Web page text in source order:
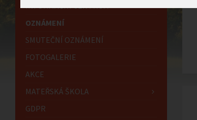
INFORMAČNÍ CENTRUM
OZNÁMENÍ
SMUTEČNÍ OZNÁMENÍ
FOTOGALERIE
AKCE
MATEŘSKÁ ŠKOLA
GDPR